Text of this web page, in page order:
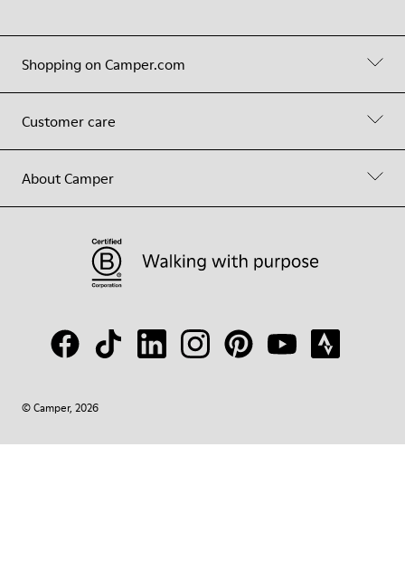
Shopping on Camper.com
Customer care
About Camper
© Camper, 2026